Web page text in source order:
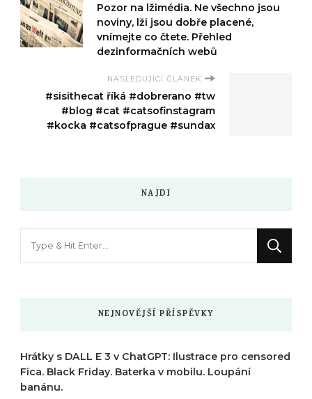
Pozor na lžimédia. Ne všechno jsou
noviny, lži jsou dobře placené,
vnímejte co čtete. Přehled
dezinformačních webů
NASLEDUJÍCÍ ČLÁNEK
#sisithecat říká #dobrerano #tw
#blog #cat #catsofinstagram
#kocka #catsofprague #sundax
NAJDI
NEJNOVĚJŠÍ PŘÍSPĚVKY
Hrátky s DALL E 3 v ChatGPT: Ilustrace pro censored
Fica. Black Friday. Baterka v mobilu. Loupání
banánu.